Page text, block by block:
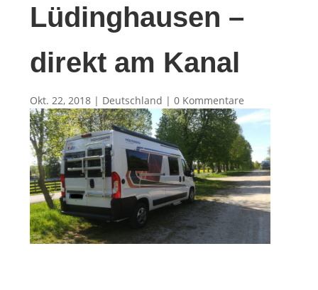
Lüdinghausen –
direkt am Kanal
Okt. 22, 2018 | Deutschland |0 Kommentare